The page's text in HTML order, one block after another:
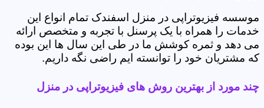
موسسه فیزیوتراپی در منزل اسفندک تمام انواع این
خدمات را همراه با یک پرسنل با تجربه و متخصص ارائه
می دهد و ثمره کوشش ما در طی این سال ها این بوده
که مشتریان خود را توانسته ایم راضی نگه داریم.
چند مورد از بهترین روش های فیزیوتراپی در منزل